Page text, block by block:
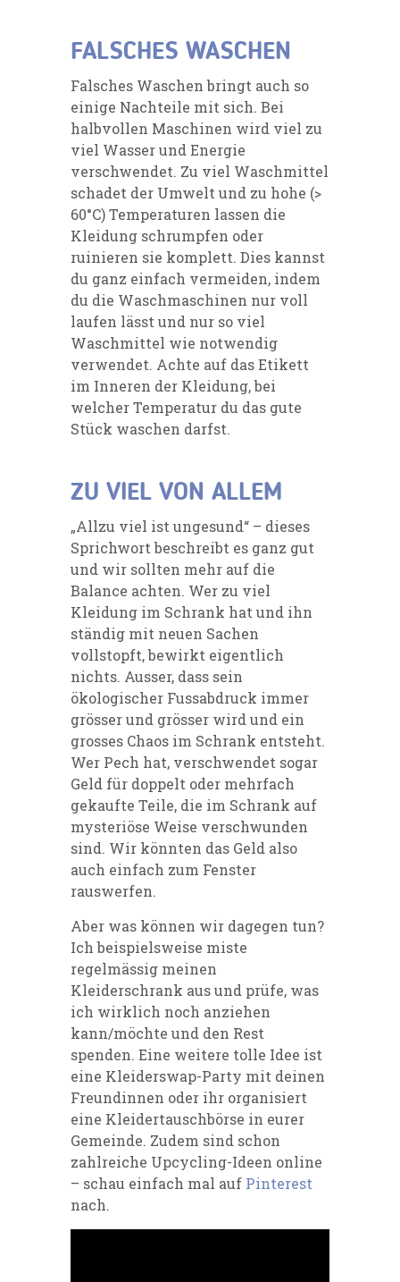
FALSCHES WASCHEN
Falsches Waschen bringt auch so
einige Nachteile mit sich. Bei
halbvollen Maschinen wird viel zu
viel Wasser und Energie
verschwendet. Zu viel Waschmittel
schadet der Umwelt und zu hohe (>
60°C) Temperaturen lassen die
Kleidung schrumpfen oder
ruinieren sie komplett. Dies kannst
du ganz einfach vermeiden, indem
du die Waschmaschinen nur voll
laufen lässt und nur so viel
Waschmittel wie notwendig
verwendet. Achte auf das Etikett
im Inneren der Kleidung, bei
welcher Temperatur du das gute
Stück waschen darfst.
ZU VIEL VON ALLEM
„Allzu viel ist ungesund“ – dieses
Sprichwort beschreibt es ganz gut
und wir sollten mehr auf die
Balance achten. Wer zu viel
Kleidung im Schrank hat und ihn
ständig mit neuen Sachen
vollstopft, bewirkt eigentlich
nichts. Ausser, dass sein
ökologischer Fussabdruck immer
grösser und grösser wird und ein
grosses Chaos im Schrank entsteht.
Wer Pech hat, verschwendet sogar
Geld für doppelt oder mehrfach
gekaufte Teile, die im Schrank auf
mysteriöse Weise verschwunden
sind. Wir könnten das Geld also
auch einfach zum Fenster
rauswerfen.
Aber was können wir dagegen tun?
Ich beispielsweise miste
regelmässig meinen
Kleiderschrank aus und prüfe, was
ich wirklich noch anziehen
kann/möchte und den Rest
spenden. Eine weitere tolle Idee ist
eine Kleiderswap-Party mit deinen
Freundinnen oder ihr organisiert
eine Kleidertauschbörse in eurer
Gemeinde. Zudem sind schon
zahlreiche Upcycling-Ideen online
– schau einfach mal auf Pinterest
nach.